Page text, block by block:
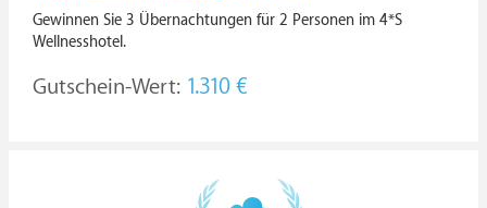
Gewinnen Sie 3 Übernachtungen für 2 Personen im 4*S
Wellnesshotel.
Gutschein-Wert: 1.310 €